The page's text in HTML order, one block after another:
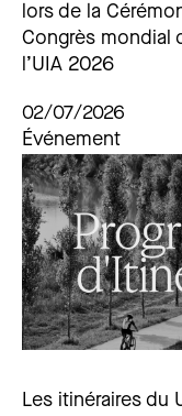
lors de la
Congrès mondial
l’UIA 2026
02/07/2026
Événement
Les itinéraires du